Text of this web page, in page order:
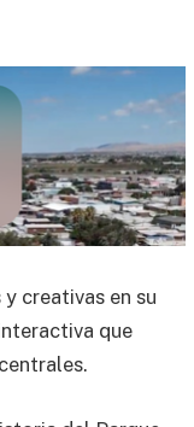
creativas en su
que